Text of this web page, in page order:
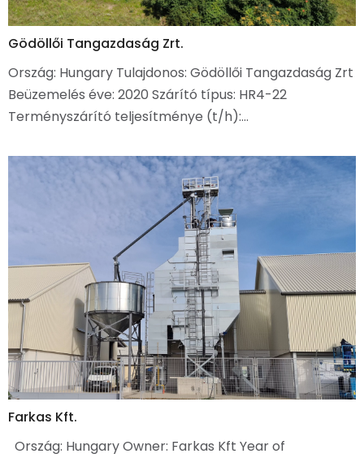
Gödöllői Tangazdaság Zrt.
Ország: Hungary Tulajdonos: Gödöllői Tangazdaság Zrt
Beüzemelés éve: 2020 Szárító típus: HR4-22
Terményszárító teljesítménye (t/h):…
Farkas Kft.
Ország: Hungary Owner: Farkas Kft Year of